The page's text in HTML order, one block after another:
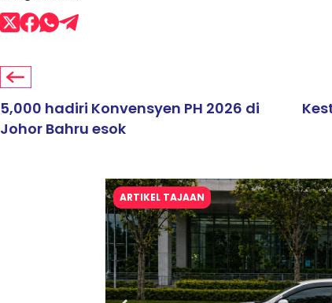
5,000 hadiri Konvensyen PH 2026 di
Johor Bahru esok
ARTIKEL TAJAAN